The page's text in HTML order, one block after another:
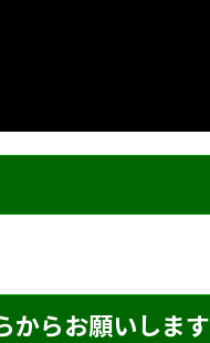
からお願いします